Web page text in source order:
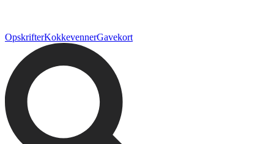
OpskrifterKokkevennerGavekort